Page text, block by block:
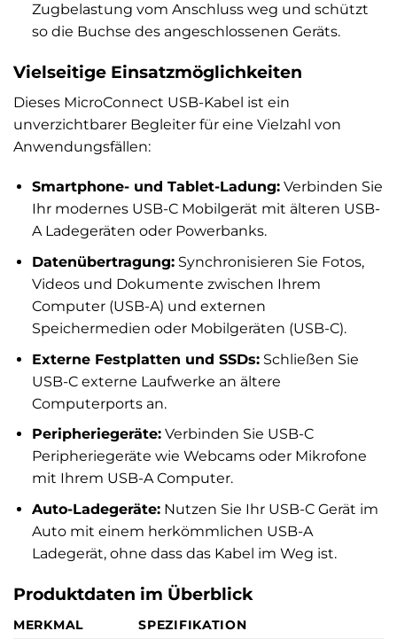
Zugbelastung vom Anschluss weg und schützt
so die Buchse des angeschlossenen Geräts.
Vielseitige Einsatzmöglichkeiten
Dieses MicroConnect USB-Kabel ist ein
unverzichtbarer Begleiter für eine Vielzahl von
Anwendungsfällen:
Smartphone- und Tablet-Ladung:Verbinden Sie
Ihr modernes USB-C Mobilgerät mit älteren USB-
A Ladegeräten oder Powerbanks.
Datenübertragung:Synchronisieren Sie Fotos,
Videos und Dokumente zwischen Ihrem
Computer (USB-A) und externen
Speichermedien oder Mobilgeräten (USB-C).
Externe Festplatten und SSDs:Schließen Sie
USB-C externe Laufwerke an ältere
Computerports an.
Peripheriegeräte:Verbinden Sie USB-C
Peripheriegeräte wie Webcams oder Mikrofone
mit Ihrem USB-A Computer.
Auto-Ladegeräte:Nutzen Sie Ihr USB-C Gerät im
Auto mit einem herkömmlichen USB-A
Ladegerät, ohne dass das Kabel im Weg ist.
Produktdaten im Überblick
MERKMAL SPEZIFIKATION